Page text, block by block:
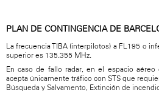
PLAN DE CONTINGENCIA DE
La frecuencia TIBA (interpilotos) a FL195 o
superior es 135.355 MHz.
En caso de fallo radar, en el espacio aéreo
acepta únicamente tráfico con STS que
Búsqueda y Salvamento, Extinción de